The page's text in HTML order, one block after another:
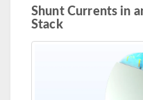
Shunt Currents in
Stack